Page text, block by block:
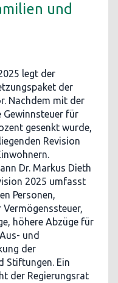
und
legt der
der
Nachdem mit der
Gewinnsteuer für
gesenkt wurde,
Revision
Dr. Markus Dieth
2025 umfasst
Personen,
Vermögenssteuer,
höhere Abzüge für
und
der
Stiftungen. Ein
der Regierungsrat